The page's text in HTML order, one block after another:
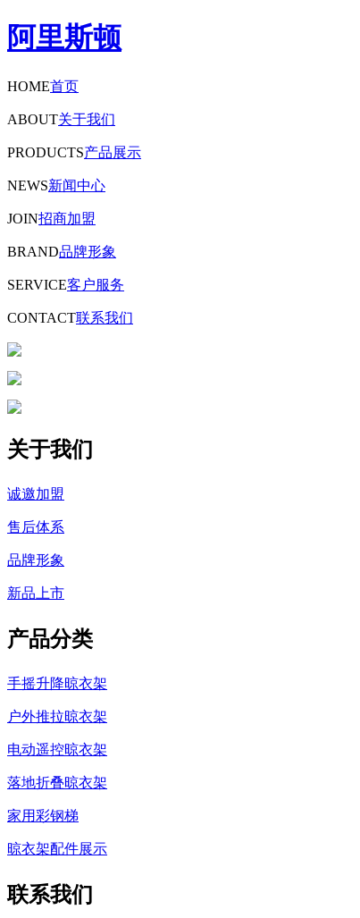
阿里斯顿
HOME首页
ABOUT关于我们
PRODUCTS产品展示
NEWS新闻中心
JOIN招商加盟
BRAND品牌形象
SERVICE客户服务
CONTACT联系我们
关于我们
诚邀加盟
售后体系
品牌形象
新品上市
产品分类
手摇升降晾衣架
户外推拉晾衣架
电动遥控晾衣架
落地折叠晾衣架
家用彩钢梯
晾衣架配件展示
联系我们